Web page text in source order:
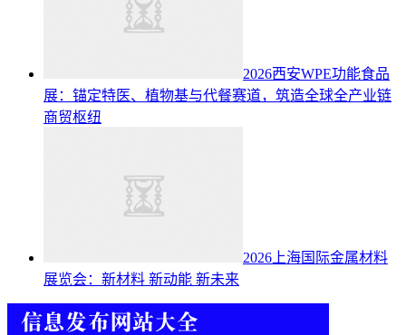
2026西安WPE功能食品
展：锚定特医、植物基与代餐赛道，筑造全球全产业链
商贸枢纽
2026上海国际金属材料
展览会：新材料 新动能 新未来